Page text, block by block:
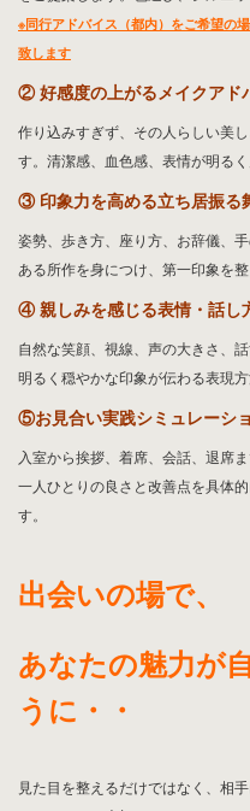
【お見
① ファッションアドバイス（
体形や雰囲気、年齢、会場に合わ
※同行アドバイス（都内）をご希望の
致します
② 好感度の上がるメイクアド
作り込みすぎず、その人らしい美
す。清潔感、血色感、表情が明る
③ 印象力を高める立ち居振る
姿勢、歩き方、座り方、お辞儀、
ある所作を身につけ、第一印象を
④ 親しみを感じる表情・話し
⑤お見合い実践シミュレーシ
一人ひとりの良さと改善点を具体
す。
出会いの場で、